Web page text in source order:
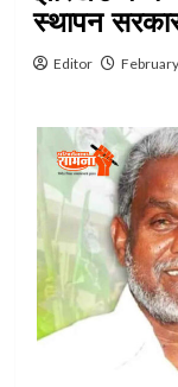
स्थापन
Editor